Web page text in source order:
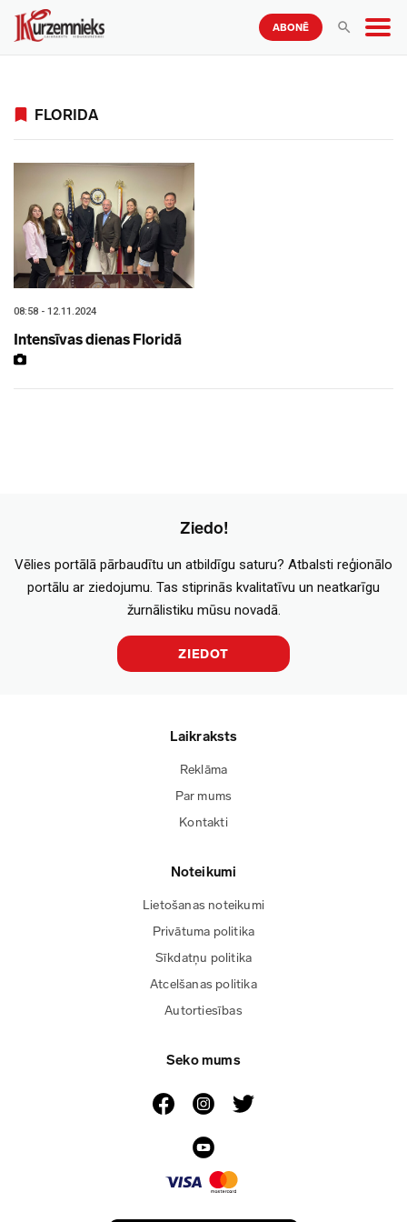
ABONĒ
FLORIDA
08:58 - 12.11.2024
Intensīvas dienas Floridā
Ziedo!
Vēlies portālā pārbaudītu un atbildīgu saturu? Atbalsti reģionālo
portālu ar ziedojumu. Tas stiprinās kvalitatīvu un neatkarīgu
žurnālistiku mūsu novadā.
ZIEDOT
Laikraksts
Reklāma
Par mums
Kontakti
Noteikumi
Lietošanas noteikumi
Privātuma politika
Sīkdatņu politika
Atcelšanas politika
Autortiesības
Seko mums